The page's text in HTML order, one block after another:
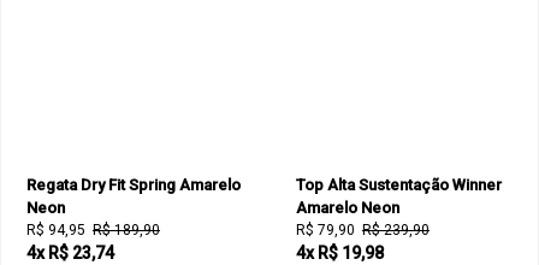
Regata Dry Fit Spring Amarelo
Neon
R$ 94,95 R$ 189,90
4x R$ 23,74
Top Alta Sustentação Winner
Amarelo Neon
R$ 79,90 R$ 239,90
4x R$ 19,98